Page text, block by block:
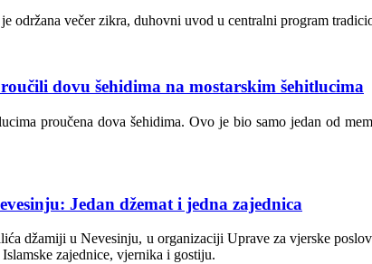
održana večer zikra, duhovni uvod u centralni program
dovu šehidima na mostarskim šehitlucima
proučena dova šehidima. Ovo je bio samo jedan od
Jedan džemat i jedna zajednica
džamiji u Nevesinju, u organizaciji Uprave za vjerske
zajednice, vjernika i gostiju.